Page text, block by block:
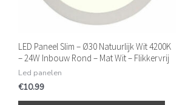
LED Paneel Slim – Ø30 Natuurlijk Wit 4200K
– 24W Inbouw Rond – Mat Wit – Flikkervrij
Led panelen
€10.99